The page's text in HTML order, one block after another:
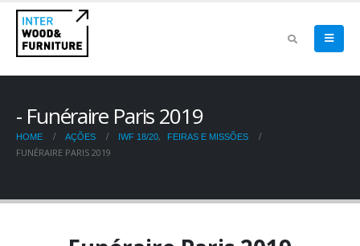
Funéraire Paris 2019
HOME AÇÕES IWF 18/20, FEIRAS E MISSÕES
FUNÉRAIRE PARIS 2019